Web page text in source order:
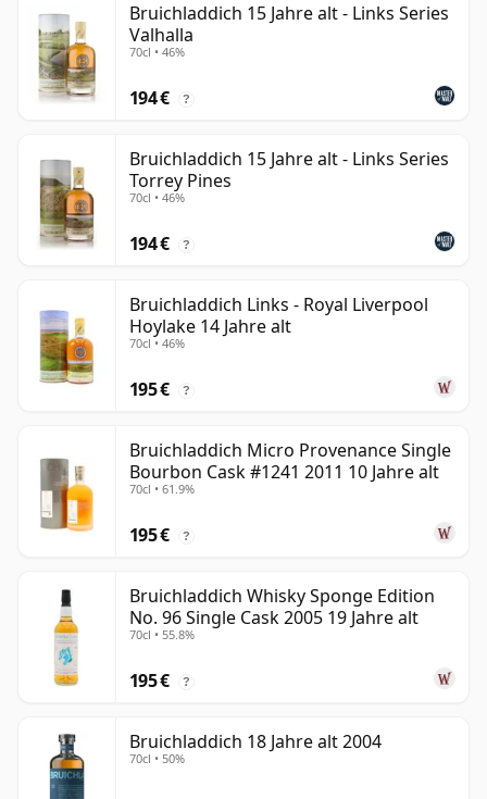
Bruichladdich 15 Jahre alt - Links Series
Valhalla
70cl • 46%
194 € ?
Bruichladdich 15 Jahre alt - Links Series
Torrey Pines
70cl • 46%
194 € ?
Bruichladdich Links - Royal Liverpool
Hoylake 14 Jahre alt
70cl • 46%
195 € ?
Bruichladdich Micro Provenance Single
Bourbon Cask #1241 2011 10 Jahre alt
70cl • 61.9%
195 € ?
Bruichladdich Whisky Sponge Edition
No. 96 Single Cask 2005 19 Jahre alt
70cl • 55.8%
195 € ?
Bruichladdich 18 Jahre alt 2004
70cl • 50%